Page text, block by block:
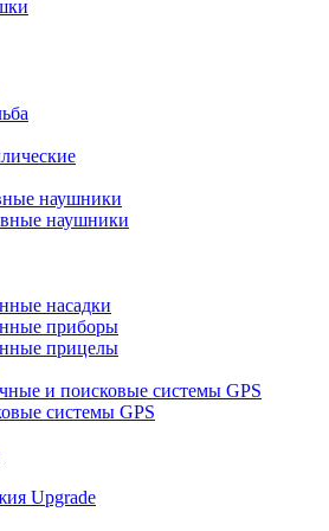
наушники
наушники
насадки
приборы
прицелы
и поисковые системы GPS
системы GPS
Upgrade